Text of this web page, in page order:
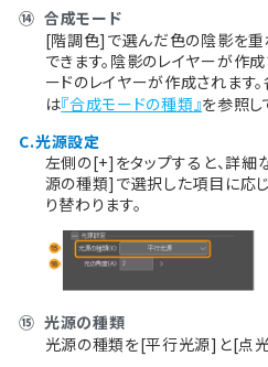
⑭ 合成モード
[階調色]で選んだ色の陰影を重
できます。陰影のレイヤーが作
ードのレイヤーが作成されます
は『合成モードの種類』を参照し
C.光源設定
左側の[+]をタップすると、詳細
源の種類]で選択した項目に応
り替わります。
⑮ 光源の種類
光源の種類を[平行光源]と[点